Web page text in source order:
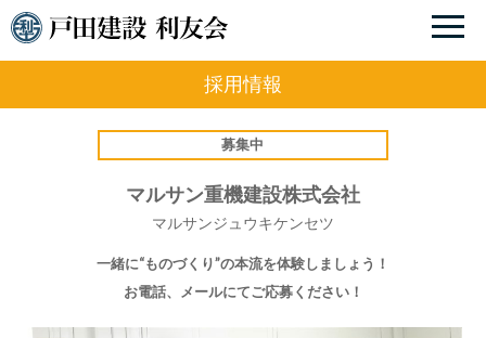
採用情報
募集中
マルサン重機建設株式会社
マルサンジュウキケンセツ
一緒に“ものづくり”の本流を体験しましょう！
お電話、メールにてご応募ください！